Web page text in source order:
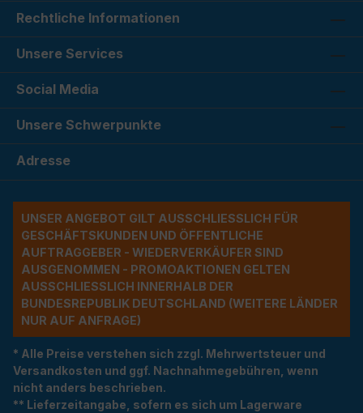
Rechtliche Informationen
Unsere Services
Social Media
Unsere Schwerpunkte
Adresse
UNSER ANGEBOT GILT AUSSCHLIESSLICH FÜR G
ESCHÄFTSKUNDEN UND ÖFFENTLICHE A
UFTRAGGEBER - WIEDERVERKÄUFER SIND A
USGENOMMEN - PROMOAKTIONEN GELTEN A
USSCHLIESSLICH INNERHALB DER BU
NDESREPUBLIK DEUTSCHLAND (WEITERE LÄNDER NU
R AUF ANFRAGE)
* Alle Preise verstehen sich zzgl. Mehrwertsteuer und
Versandkosten und ggf. Nachnahmegebühren, wenn
nicht anders beschrieben.
** Lieferzeitangabe, sofern es sich um Lagerware